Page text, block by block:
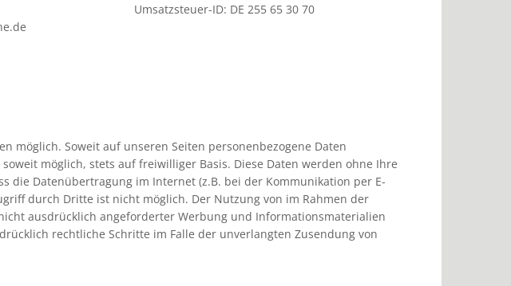
Umsatzsteuer-ID: DE 255 65 30 70
möglich. Soweit auf unseren Seiten personenbezogene Daten
möglich, stets auf freiwilliger Basis. Diese Daten werden ohne Ihre
die Datenübertragung im Internet (z.B. bei der Kommunikation per E-
durch Dritte ist nicht möglich. Der Nutzung von im Rahmen der
ausdrücklich angeforderter Werbung und Informationsmaterialien
rechtliche Schritte im Falle der unverlangten Zusendung von